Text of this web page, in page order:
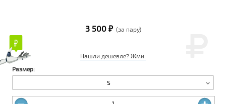
₽
₽
3 500 ₽ (за пару)
Нашли дешевле? Жми.
Размер:
S